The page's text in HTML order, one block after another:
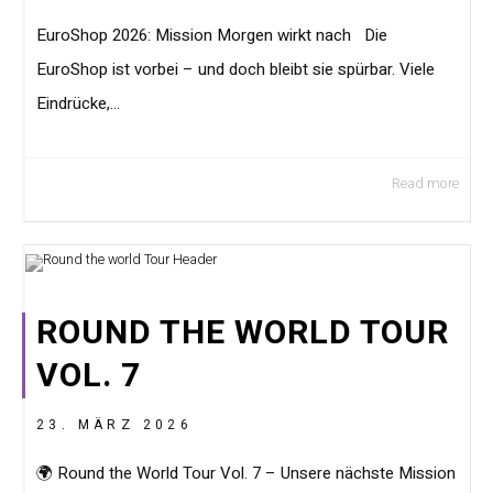
EuroShop 2026: Mission Morgen wirkt nach Die
EuroShop ist vorbei – und doch bleibt sie spürbar. Viele
Eindrücke,...
Read more
ROUND THE WORLD TOUR
VOL. 7
23. MÄRZ 2026
🌍 Round the World Tour Vol. 7 – Unsere nächste Mission